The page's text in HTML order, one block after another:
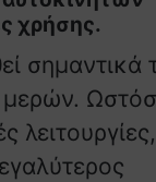
χρήσης.
σημαντικά
μερών.